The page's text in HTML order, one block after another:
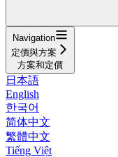
Navigation
定價與方案
方案和定價
日本語
English
한국어
简体中文
繁體中文
Tiếng Việt